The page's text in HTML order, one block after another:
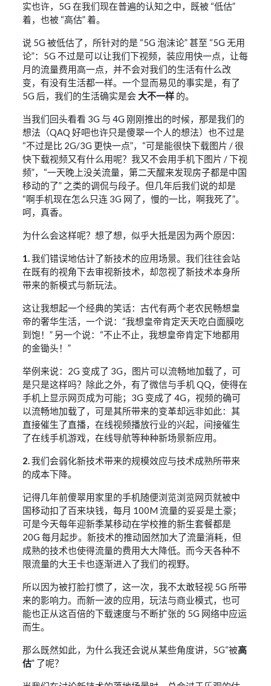
实也许，5G 在我们现在普遍的认知之中，既被 “低估”
着，也被 “高估” 着。
说 5G 被低估了，所针对的是 “5G 泡沫论” 甚至 “5G 无用
论”：5G 不过是可以让我们下视频，装应用快一点，让每
月的流量费用高一点，并不会对我们的生活有什么改
变，有没有生活都一样。一个显而易见的事实是，有了
5G 后，我们的生活确实是会 大不一样 的。
当我们回头看看 3G 与 4G 刚刚推出的时候，那是我们的
想法（QAQ 好吧也许只是傻翠一个人的想法）也不过是
“不过是比 2G/3G 更快一点”，“可是能很快下载图片 / 很
快下载视频又有什么用呢？我又不会用手机下图片 / 下视
频”，“一天晚上没关流量，第二天醒来发现房子都是中国
移动的了” 之类的调侃与段子。但几年后我们说的却是
“啊手机现在怎么只连 3G 网了，慢的一比，啊我死了”。
呵，真香。
为什么会这样呢？想了想，似乎大抵是因为两个原因：
1.我们错误地估计了新技术的应用场景。我们往往会站
在既有的视角下去审视新技术，却忽视了新技术本身所
带来的新模式与新玩法。
这让我想起一个经典的笑话：古代有两个老农民畅想皇
帝的奢华生活，一个说：“我想皇帝肯定天天吃白面膜吃
到饱！” 另一个说：“不止不止，我想皇帝肯定下地都用
的金锄头！”
举例来说：2G 变成了 3G，图片可以流畅地加载了，可
是只是这样吗？除此之外，有了微信与手机 QQ，使得在
手机上显示网页成为可能；3G 变成了 4G，视频的确可
以流畅地加载了，可是其所带来的变革却远非如此：其
直接催生了直播，在线视频播放行业的兴起，间接催生
了在线手机游戏，在线导航等种种新场景新应用。
2.我们会弱化新技术带来的规模效应与技术成熟所带来
的成本下降。
记得几年前傻翠用家里的手机随便浏览浏览网页就被中
国移动扣了百来块钱，每月 100M 流量的妥妥是土豪；
可是今天每年迎新季某移动在学校推的新生套餐都是
20G 每月起步。新技术的推动固然加大了流量消耗，但
成熟的技术也使得流量的费用大大降低。而今天各种不
限流量的大王卡也逐渐进入了我们的视野。
所以因为被打脸打惯了，这一次，我不太敢轻视 5G 所带
来的影响力。而新一波的应用，玩法与商业模式，也可
能也正从这百倍的下载速度与不断扩张的 5G 网络中应运
而生。
那么既然如此，为什么我还会说从某些角度讲，5G“被高
估” 了呢？